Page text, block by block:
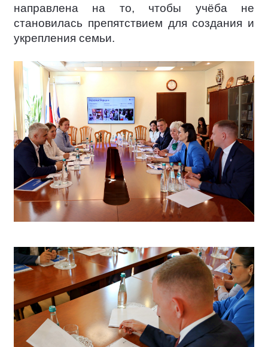
направлена на то, чтобы учёба не
становилась препятствием для создания и
укрепления семьи.